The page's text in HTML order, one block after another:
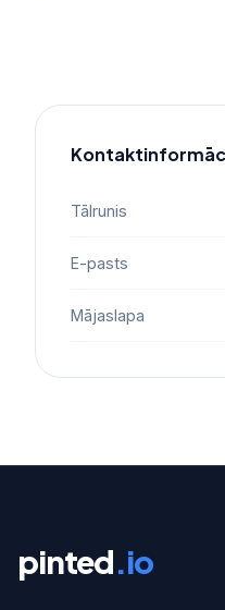
Tālrunis
E-pasts
Mājaslapa
pinted.io